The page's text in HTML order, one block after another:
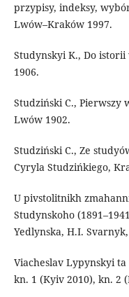
przypisy, indeksy,
Lwów–Kraków 1997.
Studynskyi K., Do
1906.
Studziński C., Pierwszy
Lwów 1902.
Studziński C., Ze
Cyryla Studzińkiego,
U pivstolitnikh
Studynskoho
Yedlynska, H.I.
Viacheslav Lypynskyi
kn. 1 (Kyiv 2010), kn. 2